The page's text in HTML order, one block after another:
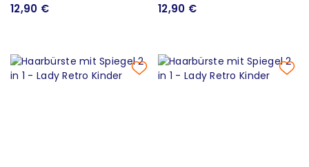
12,90 € 12,90 €